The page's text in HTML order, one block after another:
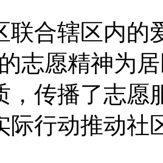
联合辖区内的
志愿精神为
，传播了志愿
际行动推动社